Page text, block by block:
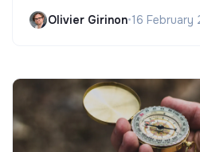
Olivier Girinon•16 February